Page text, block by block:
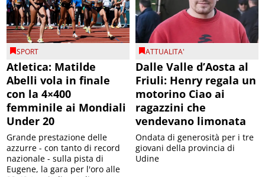
SPORT
Atletica: Matilde
Abelli vola in finale
con la 4×400
femminile ai Mondiali
Under 20
Grande prestazione delle
azzurre - con tanto di record
nazionale - sulla pista di
Eugene, la gara per l'oro alle
ATTUALITA'
Dalle Valle d’Aosta al
Friuli: Henry regala un
motorino Ciao ai
ragazzini che
vendevano limonata
Ondata di generosità per i tre
giovani della provincia di
Udine